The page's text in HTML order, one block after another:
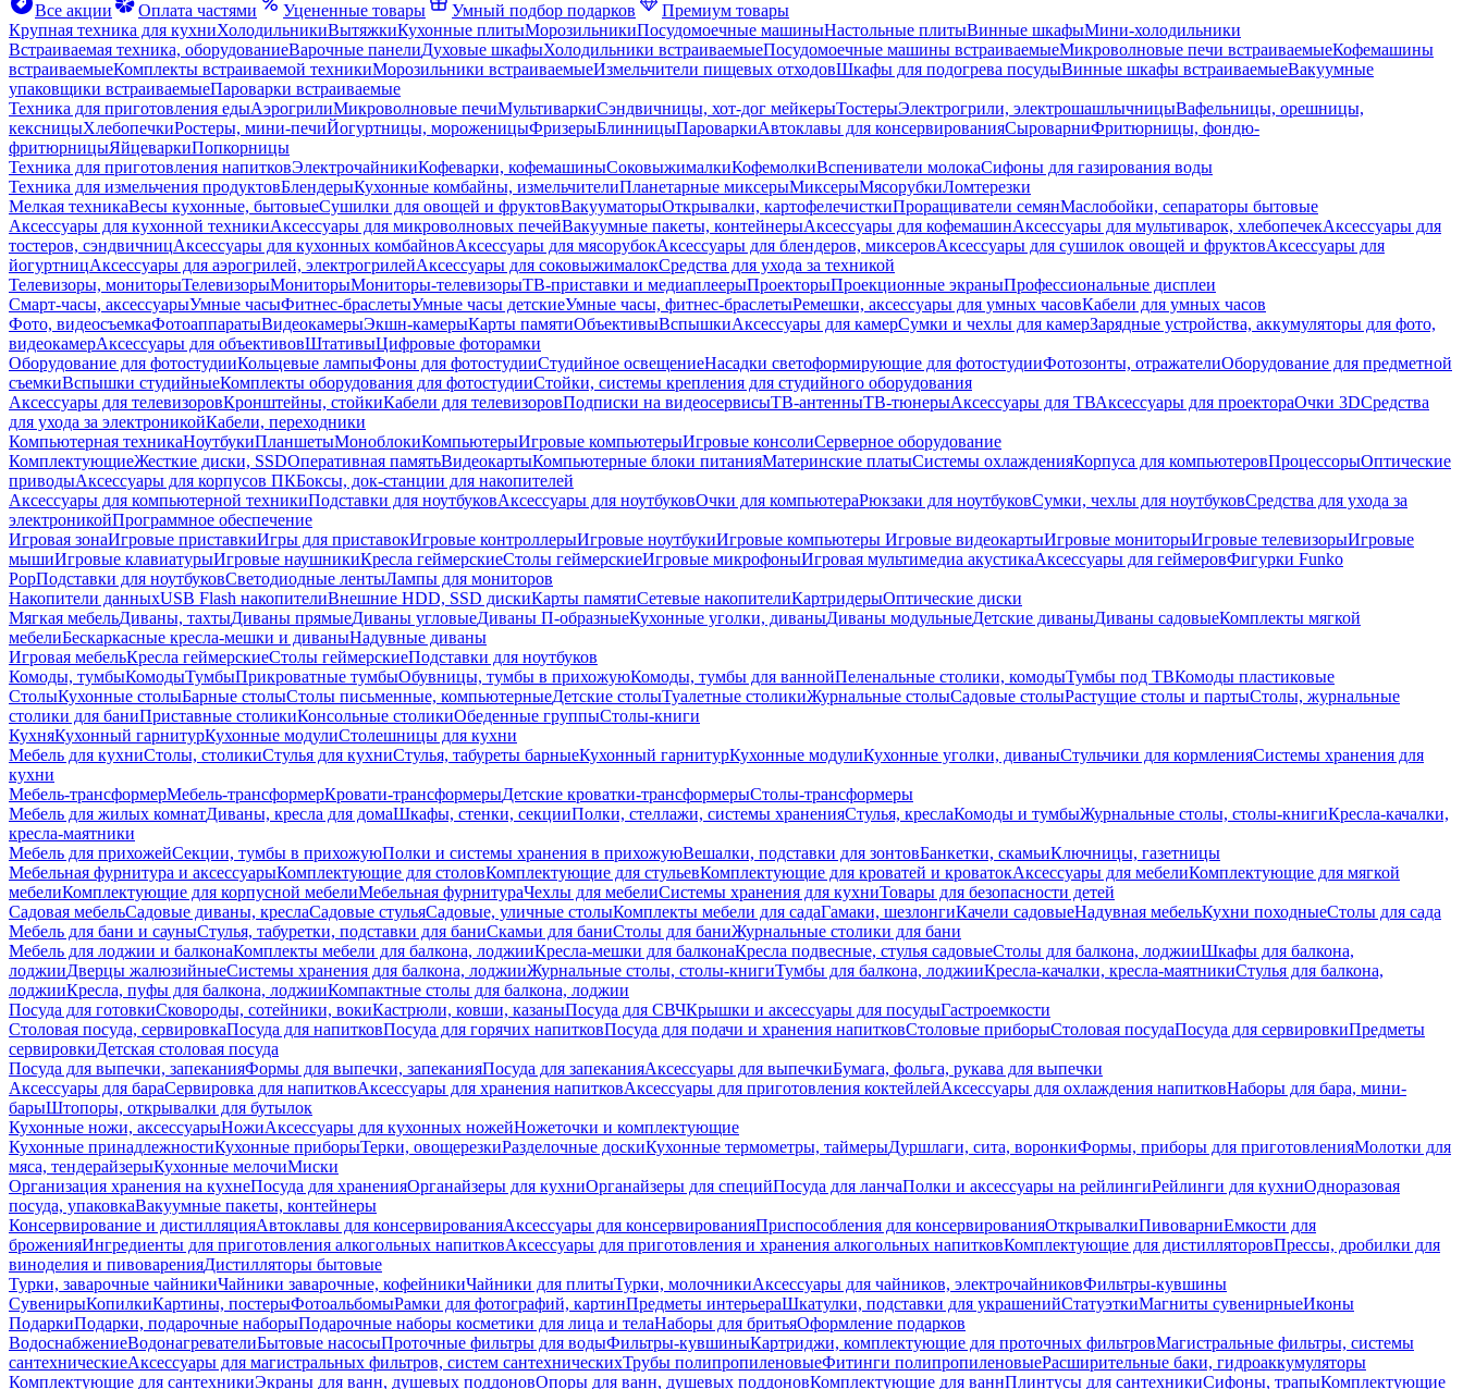
Все акции
Оплата частями Уцененные товары Умный подбор подарков
Премиум товары
Крупная техника для кухниХолодильникиВытяжкиКухонные плитыМорозильникиПосудомоечные машиныНастольные плитыВинные шкафыМини-холодильники
Встраиваемая техника, оборудованиеВарочные панелиДуховые шкафыХолодильники встраиваемыеПосудомоечные машины встраиваемыеМикроволновые печи встраиваемыеКофемашины
встраиваемыеКомплекты встраиваемой техникиМорозильники встраиваемыеИзмельчители пищевых отходовШкафы для подогрева посудыВинные шкафы встраиваемыеВакуумные
упаковщики встраиваемыеПароварки встраиваемые
Техника для приготовления едыАэрогрилиМикроволновые печиМультиваркиСэндвичницы, хот-дог мейкерыТостерыЭлектрогрили, электрошашлычницыВафельницы, орешницы,
кексницыХлебопечкиРостеры, мини-печиЙогуртницы, мороженицыФризерыБлинницыПароваркиАвтоклавы для консервированияСыроварниФритюрницы, фондю-
фритюрницыЯйцеваркиПопкорницы
Техника для приготовления напитковЭлектрочайникиКофеварки, кофемашиныСоковыжималкиКофемолкиВспениватели молокаСифоны для газирования воды
Техника для измельчения продуктовБлендерыКухонные комбайны, измельчителиПланетарные миксерыМиксерыМясорубкиЛомтерезки
Мелкая техникаВесы кухонные, бытовыеСушилки для овощей и фруктовВакууматорыОткрывалки, картофелечисткиПроращиватели семянМаслобойки, сепараторы бытовые
Аксессуары для кухонной техникиАксессуары для микроволновых печейВакуумные пакеты, контейнерыАксессуары для кофемашинАксессуары для мультиварок, хлебопечекАксессуары для
тостеров, сэндвичницАксессуары для кухонных комбайновАксессуары для мясорубокАксессуары для блендеров, миксеровАксессуары для сушилок овощей и фруктовАксессуары для
йогуртницАксессуары для аэрогрилей, электрогрилейАксессуары для соковыжималокСредства для ухода за техникой
Телевизоры, мониторыТелевизорыМониторыМониторы-телевизорыТВ-приставки и медиаплеерыПроекторыПроекционные экраныПрофессиональные дисплеи
Смарт-часы, аксессуарыУмные часыФитнес-браслетыУмные часы детскиеУмные часы, фитнес-браслетыРемешки, аксессуары для умных часовКабели для умных часов
Фото, видеосъемкаФотоаппаратыВидеокамерыЭкшн-камерыКарты памятиОбъективыВспышкиАксессуары для камерСумки и чехлы для камерЗарядные устройства, аккумуляторы для фото,
видеокамерАксессуары для объективовШтативыЦифровые фоторамки
Оборудование для фотостудииКольцевые лампыФоны для фотостудииСтудийное освещениеНасадки светоформирующие для фотостудииФотозонты, отражателиОборудование для предметной
съемкиВспышки студийныеКомплекты оборудования для фотостудииСтойки, системы крепления для студийного оборудования
Аксессуары для телевизоровКронштейны, стойкиКабели для телевизоровПодписки на видеосервисыТВ-антенныТВ-тюнерыАксессуары для ТВАксессуары для проектораОчки 3DСредства
для ухода за электроникойКабели, переходники
Компьютерная техникаНоутбукиПланшетыМоноблокиКомпьютерыИгровые компьютерыИгровые консолиСерверное оборудование
КомплектующиеЖесткие диски, SSDОперативная памятьВидеокартыКомпьютерные блоки питанияМатеринские платыСистемы охлажденияКорпуса для компьютеровПроцессорыОптические
приводыАксессуары для корпусов ПКБоксы, док-станции для накопителей
Аксессуары для компьютерной техникиПодставки для ноутбуковАксессуары для ноутбуковОчки для компьютераРюкзаки для ноутбуковСумки, чехлы для ноутбуковСредства для ухода за
электроникойПрограммное обеспечение
Игровая зонаИгровые приставкиИгры для приставокИгровые контроллерыИгровые ноутбукиИгровые компьютеры Игровые видеокартыИгровые мониторыИгровые телевизорыИгровые
мышиИгровые клавиатурыИгровые наушникиКресла геймерскиеСтолы геймерскиеИгровые микрофоныИгровая мультимедиа акустикаАксессуары для геймеровФигурки Funko
PopПодставки для ноутбуковСветодиодные лентыЛампы для мониторов
Накопители данныхUSB Flash накопителиВнешние HDD, SSD дискиКарты памятиСетевые накопителиКартридерыОптические диски
Мягкая мебельДиваны, тахтыДиваны прямыеДиваны угловыеДиваны П-образныеКухонные уголки, диваныДиваны модульныеДетские диваныДиваны садовыеКомплекты мягкой
мебелиБескаркасные кресла-мешки и диваныНадувные диваны
Игровая мебельКресла геймерскиеСтолы геймерскиеПодставки для ноутбуков
Комоды, тумбыКомодыТумбыПрикроватные тумбыОбувницы, тумбы в прихожуюКомоды, тумбы для ваннойПеленальные столики, комодыТумбы под ТВКомоды пластиковые
СтолыКухонные столыБарные столыСтолы письменные, компьютерныеДетские столыТуалетные столикиЖурнальные столыСадовые столыРастущие столы и партыСтолы, журнальные
столики для баниПриставные столикиКонсольные столикиОбеденные группыСтолы-книги
КухняКухонный гарнитурКухонные модулиСтолешницы для кухни
Мебель для кухниСтолы, столикиСтулья для кухниСтулья, табуреты барныеКухонный гарнитурКухонные модулиКухонные уголки, диваныСтульчики для кормленияСистемы хранения для
кухни
Мебель-трансформерМебель-трансформерКровати-трансформерыДетские кроватки-трансформерыСтолы-трансформеры
Мебель для жилых комнатДиваны, кресла для домаШкафы, стенки, секцииПолки, стеллажи, системы храненияСтулья, креслаКомоды и тумбыЖурнальные столы, столы-книгиКресла-качалки,
кресла-маятники
Мебель для прихожейСекции, тумбы в прихожуюПолки и системы хранения в прихожуюВешалки, подставки для зонтовБанкетки, скамьиКлючницы, газетницы
Мебельная фурнитура и аксессуарыКомплектующие для столовКомплектующие для стульевКомплектующие для кроватей и кроватокАксессуары для мебелиКомплектующие для мягкой
мебелиКомплектующие для корпусной мебелиМебельная фурнитураЧехлы для мебелиСистемы хранения для кухниТовары для безопасности детей
Садовая мебельСадовые диваны, креслаСадовые стульяСадовые, уличные столыКомплекты мебели для садаГамаки, шезлонгиКачели садовыеНадувная мебельКухни походныеСтолы для сада
Мебель для бани и сауныСтулья, табуретки, подставки для баниСкамьи для баниСтолы для баниЖурнальные столики для бани
Мебель для лоджии и балконаКомплекты мебели для балкона, лоджииКресла-мешки для балконаКресла подвесные, стулья садовыеСтолы для балкона, лоджииШкафы для балкона,
лоджииДверцы жалюзийныеСистемы хранения для балкона, лоджииЖурнальные столы, столы-книгиТумбы для балкона, лоджииКресла-качалки, кресла-маятникиСтулья для балкона,
лоджииКресла, пуфы для балкона, лоджииКомпактные столы для балкона, лоджии
Посуда для готовкиСковороды, сотейники, вокиКастрюли, ковши, казаныПосуда для СВЧКрышки и аксессуары для посудыГастроемкости
Столовая посуда, сервировкаПосуда для напитковПосуда для горячих напитковПосуда для подачи и хранения напитковСтоловые приборыСтоловая посудаПосуда для сервировкиПредметы
сервировкиДетская столовая посуда
Посуда для выпечки, запеканияФормы для выпечки, запеканияПосуда для запеканияАксессуары для выпечкиБумага, фольга, рукава для выпечки
Аксессуары для бараСервировка для напитковАксессуары для хранения напитковАксессуары для приготовления коктейлейАксессуары для охлаждения напитковНаборы для бара, мини-
барыШтопоры, открывалки для бутылок
Кухонные ножи, аксессуарыНожиАксессуары для кухонных ножейНожеточки и комплектующие
Кухонные принадлежностиКухонные приборыТерки, овощерезкиРазделочные доскиКухонные термометры, таймерыДуршлаги, сита, воронкиФормы, приборы для приготовленияМолотки для
мяса, тендерайзерыКухонные мелочиМиски
Организация хранения на кухнеПосуда для храненияОрганайзеры для кухниОрганайзеры для специйПосуда для ланчаПолки и аксессуары на рейлингиРейлинги для кухниОдноразовая
посуда, упаковкаВакуумные пакеты, контейнеры
Консервирование и дистилляцияАвтоклавы для консервированияАксессуары для консервированияПриспособления для консервированияОткрывалкиПивоварниЕмкости для
броженияИнгредиенты для приготовления алкогольных напитковАксессуары для приготовления и хранения алкогольных напитковКомплектующие для дистилляторовПрессы, дробилки для
виноделия и пивоваренияДистилляторы бытовые
Турки, заварочные чайникиЧайники заварочные, кофейникиЧайники для плитыТурки, молочникиАксессуары для чайников, электрочайниковФильтры-кувшины
СувенирыКопилкиКартины, постерыФотоальбомыРамки для фотографий, картинПредметы интерьераШкатулки, подставки для украшенийСтатуэткиМагниты сувенирныеИконы
ПодаркиПодарки, подарочные наборыПодарочные наборы косметики для лица и телаНаборы для бритьяОформление подарков
ВодоснабжениеВодонагревателиБытовые насосыПроточные фильтры для водыФильтры-кувшиныКартриджи, комплектующие для проточных фильтровМагистральные фильтры, системы
сантехническиеАксессуары для магистральных фильтров, систем сантехническихТрубы полипропиленовыеФитинги полипропиленовыеРасширительные баки, гидроаккумуляторы
Комплектующие для сантехникиЭкраны для ванн, душевых поддоновОпоры для ванн, душевых поддоновКомплектующие для ваннПлинтусы для сантехникиСифоны, трапыКомплектующие